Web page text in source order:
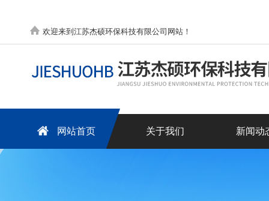
欢迎来到江苏杰硕环保科技有限公司网站！
网站首页 关于我们 新闻动